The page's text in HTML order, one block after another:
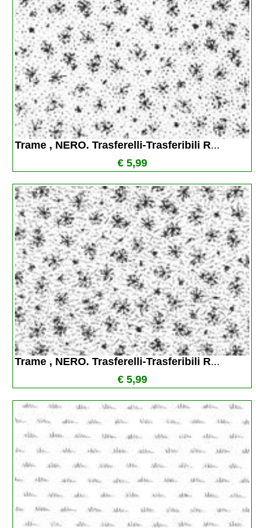
Trame , NERO. Trasferelli-Trasferibili R...
€ 5,99
Trame , NERO. Trasferelli-Trasferibili R...
€ 5,99